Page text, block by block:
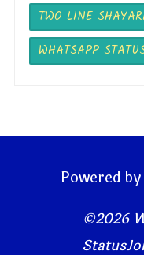
TWO LINE
WHATSAPP
Powered by
©2026